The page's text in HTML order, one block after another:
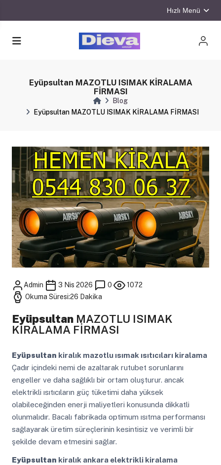
Hızlı Menü
Eyüpsultan MAZOTLU ISIMAK KİRALAMA
FİRMASI
Blog
Eyüpsultan MAZOTLU ISIMAK KİRALAMA FİRMASI
Admin 3 Nis 2026 0
1072
Okuma Süresi:26 Dakika
EyüpsultanMAZOTLU ISIMAK
KİRALAMA FİRMASI
Eyüpsultan kiralık mazotlu ısımak ısıtıcıları kiralama
Çadır içindeki nemi de azaltarak rutubet sorunlarını
engeller ve daha sağlıklı bir ortam oluşturur. ancak
elektrikli ısıtıcıların güç tüketimi daha yüksek
olabileceğinden enerji maliyetleri konusunda dikkatli
olunmalıdır. Bacalı fabrikada optimum ısıtma performansı
sağlayarak üretim süreçlerinin kesintisiz ve verimli bir
şekilde devam etmesini sağlar.
Eyüpsultan kiralık ankara elektrikli kiralama